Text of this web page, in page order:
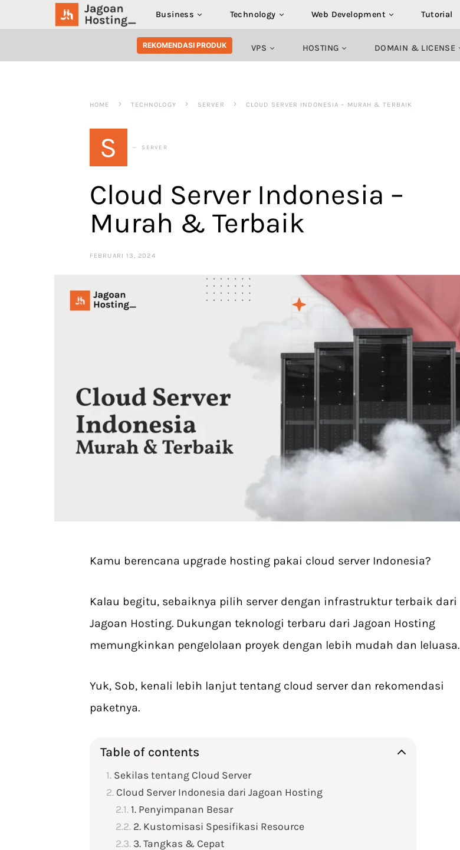
Business Technology Web Development Tutorial
SEARCH FOR:
REKOMENDASI PRODUK VPS HOSTING DOMAIN & LICENSE
HOME TECHNOLOGY SERVER CLOUD SERVER INDONESIA – MURAH & TERBAIK
S SERVER
Cloud Server Indonesia –
Murah & Terbaik
FEBRUARI 13, 2024
Kamu berencana upgrade hosting pakai cloud server Indonesia?
Kalau begitu, sebaiknya pilih server dengan infrastruktur terbaik dari
Jagoan Hosting. Dukungan teknologi terbaru dari Jagoan Hosting
memungkinkan pengelolaan proyek dengan lebih mudah dan leluasa.
Yuk, Sob, kenali lebih lanjut tentang cloud server dan rekomendasi
paketnya.
Table of contents
Sekilas tentang Cloud Server
Cloud Server Indonesia dari Jagoan Hosting
1. Penyimpanan Besar
2. Kustomisasi Spesifikasi Resource
3. Tangkas & Cepat